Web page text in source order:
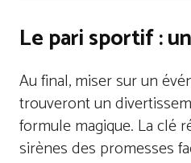
Le pari sportif :
Au final, miser sur un
trouveront un
formule magique. La clé
sirènes des promesses